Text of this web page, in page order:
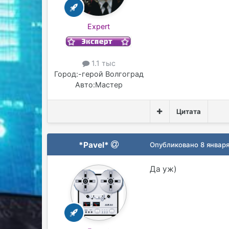
Expert
1.1 тыс
Город:-герой Волгоград
Авто:Мастер
Цитата
*Pavel* Опубликовано8
Да уж)